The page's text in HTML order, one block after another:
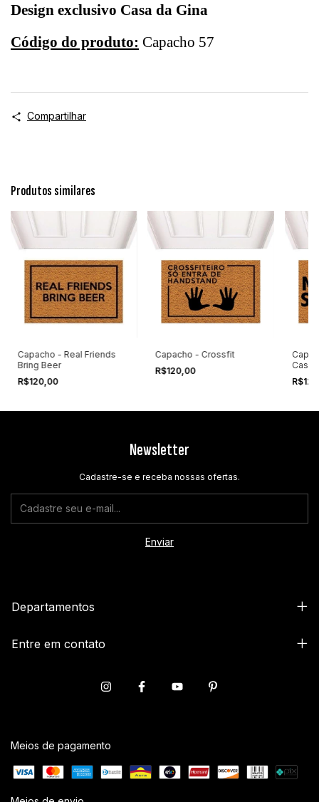
Design exclusivo Casa da Gina
Código do produto: Capacho 57
Compartilhar
Produtos similares
Capacho - Real Friends
Bring Beer
R$120,00
Capacho - Crossfit
R$120,00
Casa
Newsletter
Cadastre-se e receba nossas ofertas.
Departamentos
Entre em contato
Meios de pagamento